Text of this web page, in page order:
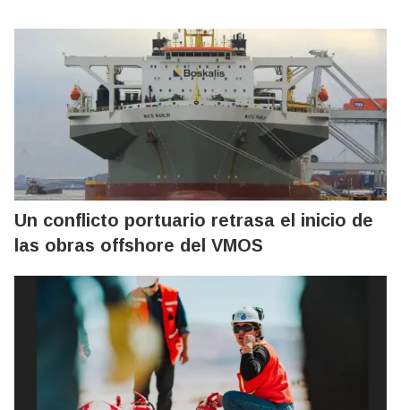
Un conflicto portuario retrasa el inicio de
las obras offshore del VMOS